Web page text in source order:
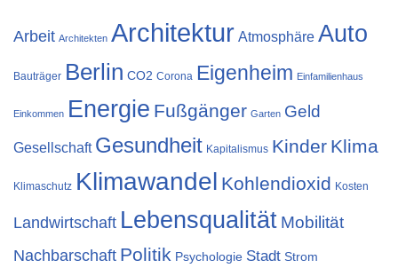
Arbeit Architekten Architektur Atmosphäre Auto
Bauträger Berlin CO2 Corona Eigenheim Einfamilienhaus
Einkommen Energie Fußgänger Garten Geld
Gesellschaft Gesundheit Kapitalismus Kinder Klima
Klimaschutz Klimawandel Kohlendioxid Kosten
Landwirtschaft Lebensqualität Mobilität
Nachbarschaft Politik Psychologie Stadt Strom